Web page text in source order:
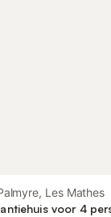
Les Mathes
voor 4